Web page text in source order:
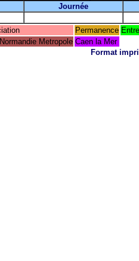
Journée
Permanence
Metropole Caen la Mer
Format